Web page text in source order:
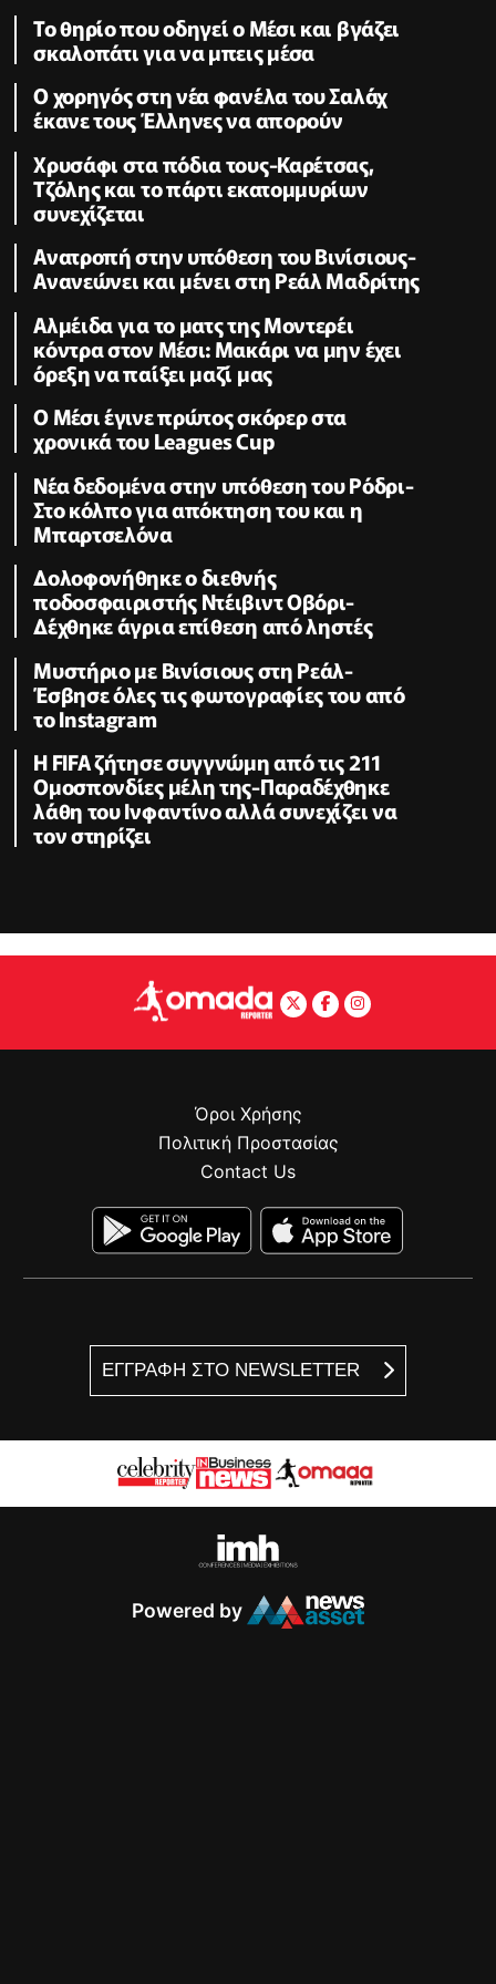
Το θηρίο που οδηγεί ο Μέσι και βγάζει
σκαλοπάτι για να μπεις μέσα
Ο χορηγός στη νέα φανέλα του Σαλάχ
έκανε τους Έλληνες να απορούν
Χρυσάφι στα πόδια τους-Καρέτσας,
Τζόλης και το πάρτι εκατομμυρίων
συνεχίζεται
Ανατροπή στην υπόθεση του Βινίσιους-
Ανανεώνει και μένει στη Ρεάλ Μαδρίτης
Αλμέιδα για το ματς της Μοντερέι
κόντρα στον Μέσι: Μακάρι να μην έχει
όρεξη να παίξει μαζί μας
Ο Μέσι έγινε πρώτος σκόρερ στα
χρονικά του Leagues Cup
Νέα δεδομένα στην υπόθεση του Ρόδρι-
Στο κόλπο για απόκτηση του και η
Μπαρτσελόνα
Δολοφονήθηκε o διεθνής
ποδοσφαιριστής Ντέιβιντ Οβόρι-
Δέχθηκε άγρια επίθεση από ληστές
Μυστήριο με Βινίσιους στη Ρεάλ-
Έσβησε όλες τις φωτογραφίες του από
το Instagram
Η FIFA ζήτησε συγγνώμη από τις 211
Ομοσπονδίες μέλη της-Παραδέχθηκε
λάθη του Ινφαντίνο αλλά συνεχίζει να
τον στηρίζει
ΕΓΓΡΑΦΗ ΣΤΟ NEWSLETTER
Όροι Χρήσης
Πολιτική Προστασίας
Contact Us
Powered by